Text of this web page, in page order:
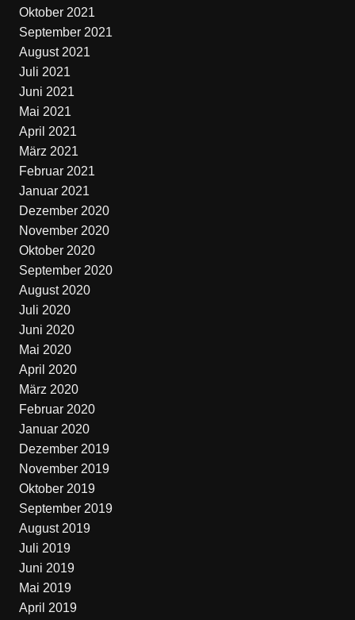
Oktober 2021
September 2021
August 2021
Juli 2021
Juni 2021
Mai 2021
April 2021
März 2021
Februar 2021
Januar 2021
Dezember 2020
November 2020
Oktober 2020
September 2020
August 2020
Juli 2020
Juni 2020
Mai 2020
April 2020
März 2020
Februar 2020
Januar 2020
Dezember 2019
November 2019
Oktober 2019
September 2019
August 2019
Juli 2019
Juni 2019
Mai 2019
April 2019